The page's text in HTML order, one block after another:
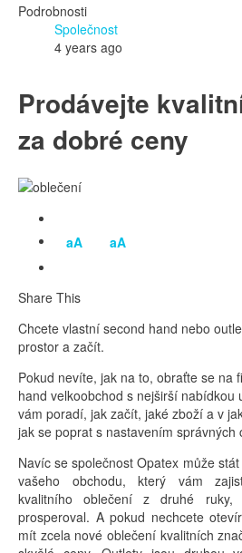
Podrobnosti
Společnost
4 years ago
Prodávejte
za dobré ceny
aA aA
Share This
Chcete vlastní second hand nebo
prostor a začít.
Pokud nevíte, jak na to, obraťte se na
hand velkoobchod s nejširší nabídkou
vám poradí, jak začít, jaké zboží a v
jak se poprat s nastavením správných
Navíc se společnost Opatex může
vašeho obchodu, který vám
kvalitního oblečení z druhé
prosperoval. A pokud nechcete
mít zcela nové oblečení kvalitních